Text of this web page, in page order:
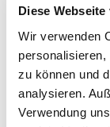
Diese
Wir verwenden
zu können und
analysieren.
Verwendung